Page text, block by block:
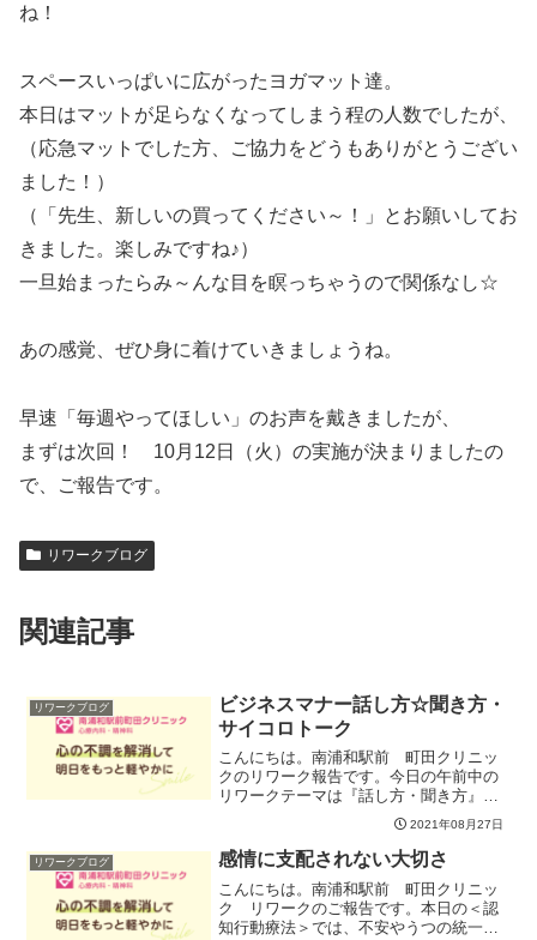
ね！
スペースいっぱいに広がったヨガマット達。
本日はマットが足らなくなってしまう程の人数でしたが、
（応急マットでした方、ご協力をどうもありがとうござい
ました！）
（「先生、新しいの買ってください～！」とお願いしてお
きました。楽しみですね♪）
一旦始まったらみ～んな目を瞑っちゃうので関係なし☆
あの感覚、ぜひ身に着けていきましょうね。
早速「毎週やってほしい」のお声を戴きましたが、
まずは次回！ 10月12日（火）の実施が決まりましたの
で、ご報告です。
リワークブログ
関連記事
リワークブログ
ビジネスマナー話し方☆聞き方・
サイコロトーク
こんにちは。南浦和駅前 町田クリニッ
クのリワーク報告です。今日の午前中の
リワークテーマは『話し方・聞き方』で
す。あらゆるビジネスシーンで気を付け
たいのが言葉。より丁寧な話し方や聞き
方にはどんなものがあるか、言いづらい
ことをいう時にどんな言い...
2021年08月27日
リワークブログ 感情に支配されない大切さ
こんにちは。南浦和駅前 町田クリニッ
ク リワークのご報告です。本日の＜認
知行動療法＞では、不安やうつの統一プ